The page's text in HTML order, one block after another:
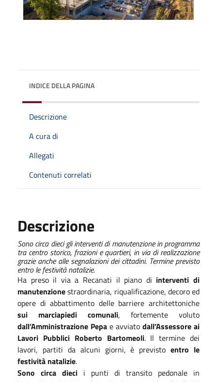
INDICE DELLA PAGINA
Descrizione
A cura di
Allegati
Contenuti correlati
Descrizione
Sono circa dieci gli interventi di manutenzione in programma
tra centro storico, frazioni e quartieri, in via di realizzazione
grazie anche alle segnalazioni dei cittadini. Termine previsto
entro le festività natalizie.
Ha preso il via a Recanati il piano di interventi di
manutenzionestraordinaria, riqualificazione, decoro ed
opere di abbattimento delle barriere architettoniche
sui marciapiedi comunali, fortemente voluto
dall’Amministrazione Pepa e avviato dall’Assessore ai
Lavori Pubblici Roberto Bartomeoli. Il termine dei
lavori, partiti da alcuni giorni, è previstoentro le
festività natalizie.
Sono circa dieci i punti di transito pedonale in